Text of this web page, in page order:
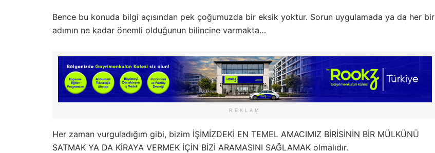
Bence bu konuda bilgi açısından pek çoğumuzda bir eksik yoktur. Sorun uygulamada ya da her bir
adımın ne kadar önemli olduğunun bilincine varmakta…
REKLAM
Her zaman vurguladığım gibi, bizim İŞİMİZDEKİ EN TEMEL AMACIMIZ BİRİSİNİN BİR MÜLKÜNÜ
SATMAK YA DA KİRAYA VERMEK İÇİN BİZİ ARAMASINI SAĞLAMAK olmalıdır.